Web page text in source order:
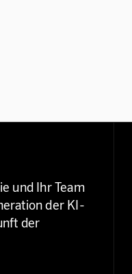
und Ihr Team
der KI-
der